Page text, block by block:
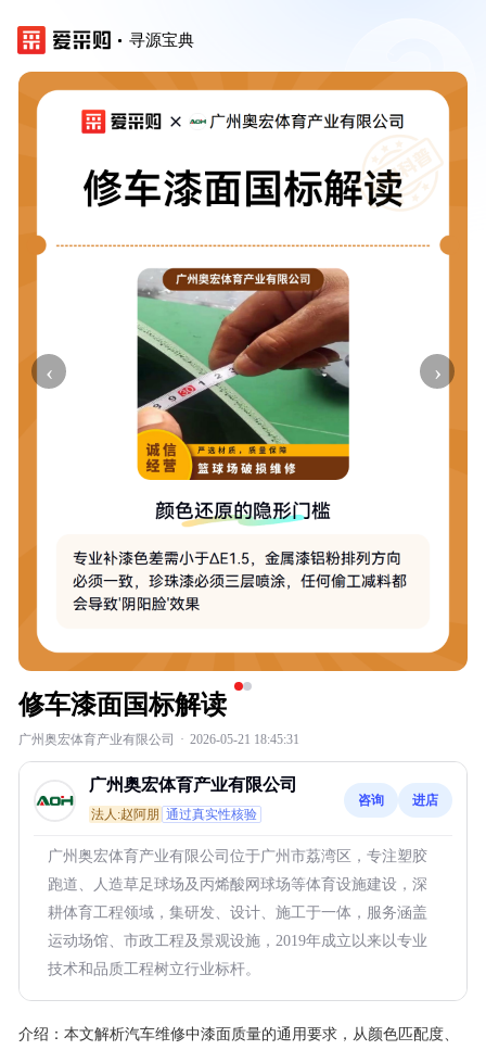
寻源宝典
‹ ›
修车漆面国标解读
广州奥宏体育产业有限公司 · 2026-05-21 18:45:31
广州奥宏体育产业有限公司
法人:赵阿朋 通过真实性核验
咨询 进店
广州奥宏体育产业有限公司位于广州市荔湾区，专注塑胶
跑道、人造草足球场及丙烯酸网球场等体育设施建设，深
耕体育工程领域，集研发、设计、施工于一体，服务涵盖
运动场馆、市政工程及景观设施，2019年成立以来以专业
技术和品质工程树立行业标杆。
介绍： 本文解析汽车维修中漆面质量的通用要求，从颜色匹配度、